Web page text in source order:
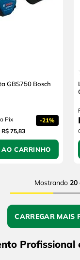
GBS750 Bosch
Pix -21%
R$ 75,83
CARRINHO
Mostrando 20
Profissional